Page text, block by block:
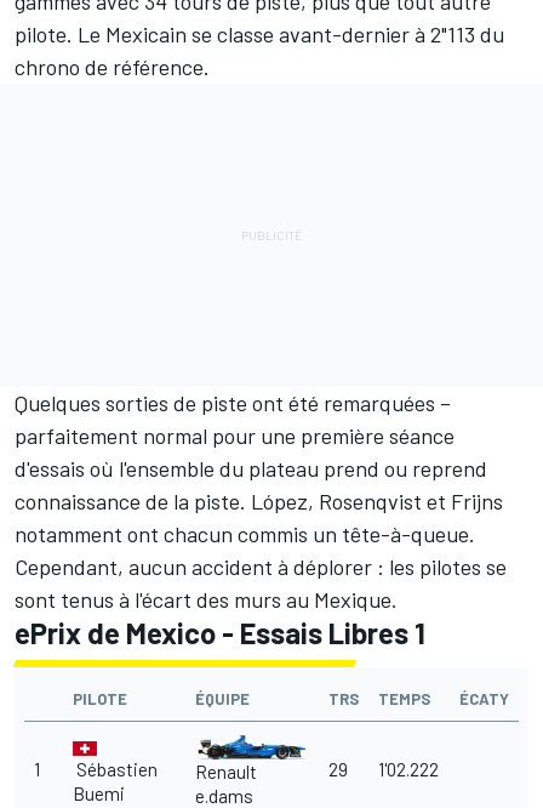
pilote. Le Mexicain se classe avant-dernier à 2"113 du
chrono de référence.
Quelques sorties de piste ont été remarquées –
parfaitement normal pour une première séance
d'essais où l'ensemble du plateau prend ou reprend
connaissance de la piste. López, Rosenqvist et Frijns
notamment ont chacun commis un tête-à-queue.
Cependant, aucun accident à déplorer : les pilotes se
sont tenus à l'écart des murs au Mexique.
ePrix de Mexico - Essais Libres 1
PILOTE ÉQUIPE TRS TEMPS ÉCATY
1
Sébastien
Buemi
Renault
e.dams
29 1'02.222